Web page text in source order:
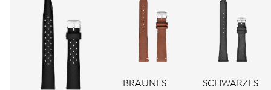
ABMESSUNGEN
Ø 17.20 mm, 7 3/4’’’
AUFZUG
Automatischer Aufzug
BRAUNES
SCHWARZES